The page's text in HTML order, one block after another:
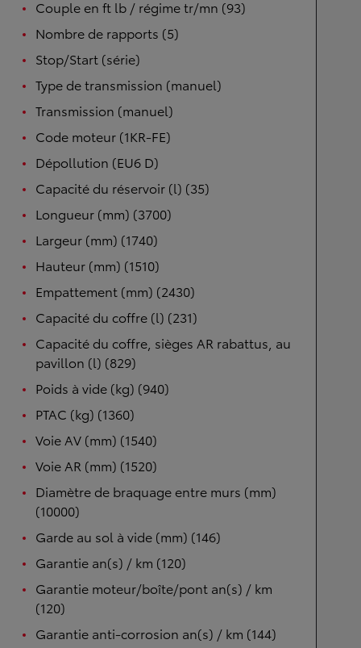
Couple en ft lb / régime tr/mn (93)
Nombre de rapports (5)
Stop/Start (série)
Type de transmission (manuel)
Transmission (manuel)
Code moteur (1KR-FE)
Dépollution (EU6 D)
Capacité du réservoir (l) (35)
Longueur (mm) (3700)
Largeur (mm) (1740)
Hauteur (mm) (1510)
Empattement (mm) (2430)
Capacité du coffre (l) (231)
Capacité du coffre, sièges AR rabattus, au
pavillon (l) (829)
Poids à vide (kg) (940)
PTAC (kg) (1360)
Voie AV (mm) (1540)
Voie AR (mm) (1520)
Diamètre de braquage entre murs (mm)
(10000)
Garde au sol à vide (mm) (146)
Garantie an(s) / km (120)
Garantie moteur/boîte/pont an(s) / km
(120)
Garantie anti-corrosion an(s) / km (144)